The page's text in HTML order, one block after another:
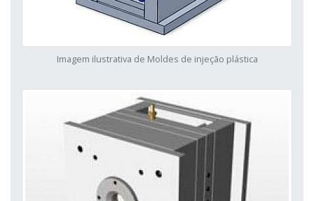
Imagem ilustrativa de Moldes de injeção plástica